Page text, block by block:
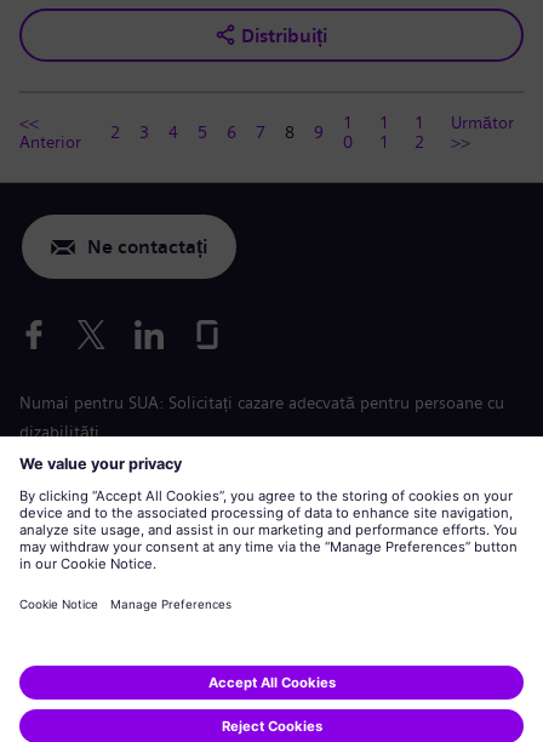
Distribuiți
<<
Anterior
2 3 4 5 6 7 8 9
1
0
1
1
1
2
Următor
>>
Ne contactați
Numai pentru SUA: Solicitați cazare adecvată pentru persoane cu
dizabilități
Aplicare condiții de muncă
siemens-energy.comSite global
Informaţii corporative
Declarație de confidențialitate
Siemens Energy este o marcă înregistrată de Siemens AG.
© Siemens Energy, 2020 - 2026